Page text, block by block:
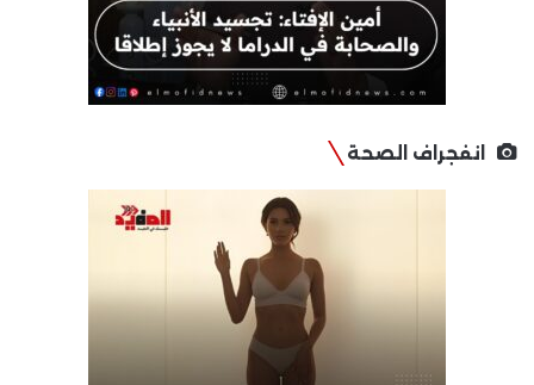
انفجراف الصحة